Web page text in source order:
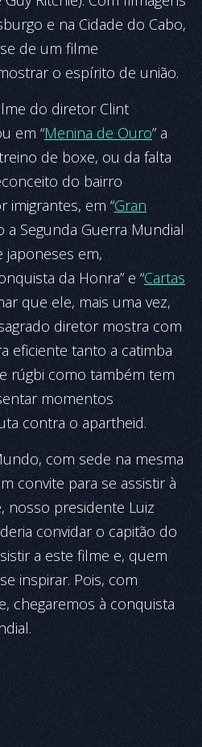
e na Cidade do Cabo,
deum filme
o espírito de união.
do diretor Clint
em “Menina de Ouro” a
de boxe, ou da falta
do bairro
imigrantes, em “Gran
a Segunda Guerra Mundial
japoneses em,
da Honra” e “Cartas
que ele, mais uma vez,
diretor mostra com
eficiente tanto a catimba
rúgbi como também tem
momentos
contra o apartheid.
com sede na mesma
convite para se assistir à
nosso presidente Luiz
convidar o capitão do
a este filme e, quem
inspirar. Pois, com
chegaremos à conquista